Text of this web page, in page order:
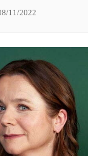
11/2022